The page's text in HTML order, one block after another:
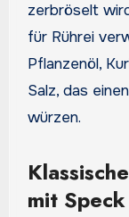
zerbröselt
für Rührei
Pflanzenöl,
Salz, das
würzen.
mit